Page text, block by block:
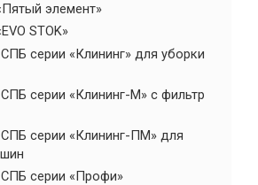
элемент»
STOK»
серии «Клининг» для уборки
серии «Клининг-М» с фильтр
серии «Клининг-ПМ» для
серии «Профи»